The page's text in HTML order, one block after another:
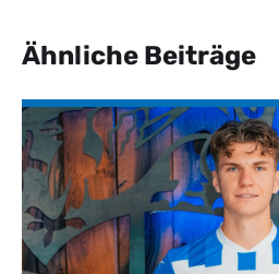
Ähnliche Beiträge